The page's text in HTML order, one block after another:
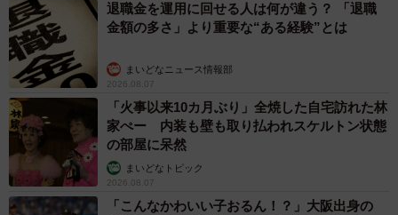
退職金を運用に回せる人は何が違う？ 「退職
金額の多さ」より重要な“ある経験”とは
まいどなニュース情報部
2026.08.07
「火事以来10カ月ぶり」全焼した自宅訪れた林
家ぺー 内装も壁も取り払われスケルトン状態
の部屋に呆然
まいどなトピック
2026.08.07
「こんなかわいい子おるん！？」大阪出身の